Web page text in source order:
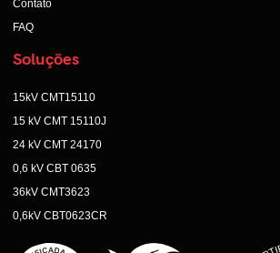
FAQ
Soluções
15kV CMT15110
15 kV CMT 15110J
24 kV CMT 24170
0,6 kV CBT 0635
36kV CMT3623
0,6kV CBT0623CR